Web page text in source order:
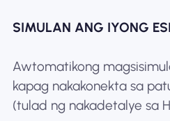
SIMULAN ANG IYONG
Awtomatikong
kapag nakakonekta sa
(tulad ng nakadetalye sa